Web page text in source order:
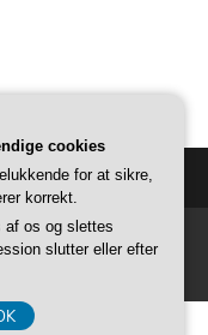
Popular News
cookies
for at sikre,
korrekt.
os og slettes
slutter eller efter